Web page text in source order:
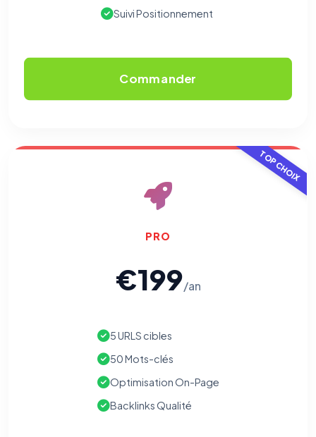
Suivi Positionnement
Commander
TOP CHOIX
PRO
€199/an
5 URLS cibles
50 Mots-clés
Optimisation On-Page
Backlinks Qualité